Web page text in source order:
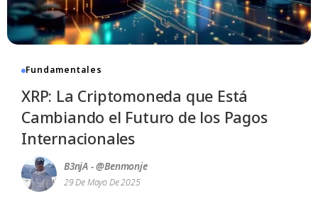
Fundamentales
XRP: La Criptomoneda que Está
Cambiando el Futuro de los Pagos
Internacionales
B3njA - @benmonje
29 De Mayo De 2025